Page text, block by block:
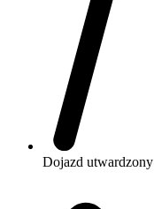
Dojazd utwardzony